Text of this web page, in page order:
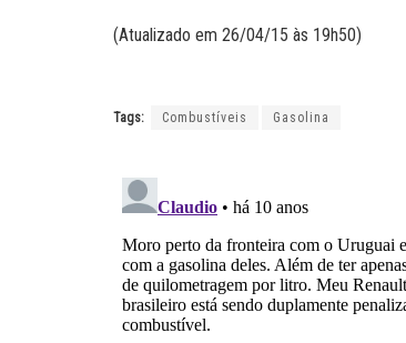
(Atualizado em 26/04/15 às 19h50)
Tags: Combustíveis Gasolina